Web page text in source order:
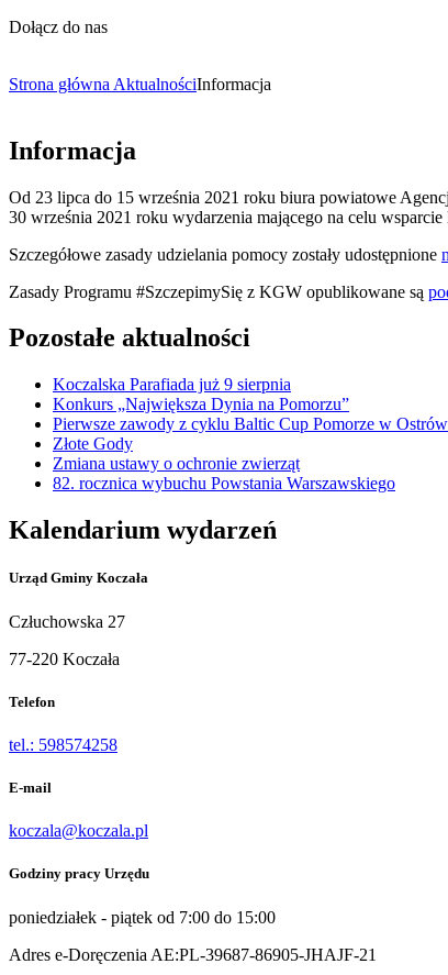
Dołącz do nas
Strona główna AktualnościInformacja
Informacja
Od 23 lipca do 15 września 2021 roku biura powiatowe
30 września 2021 roku wydarzenia mającego na celu
Szczegółowe zasady udzielania pomocy zostały udostępnione
Zasady Programu #SzczepimySię z KGW opublikowane są
Pozostałe aktualności
Koczalska Parafiada już 9 sierpnia
Konkurs „Największa Dynia na Pomorzu”
Pierwsze zawody z cyklu Baltic Cup Pomorze w
Złote Gody
Zmiana ustawy o ochronie zwierząt
82. rocznica wybuchu Powstania Warszawskiego
Kalendarium wydarzeń
Urząd Gminy Koczała
Człuchowska 27
77-220 Koczała
Telefon
tel.: 598574258
E-mail
koczala@koczala.pl
Godziny pracy Urzędu
poniedziałek - piątek od 7:00 do 15:00
Adres e-Doręczenia AE:PL-39687-86905-JHAJF-21